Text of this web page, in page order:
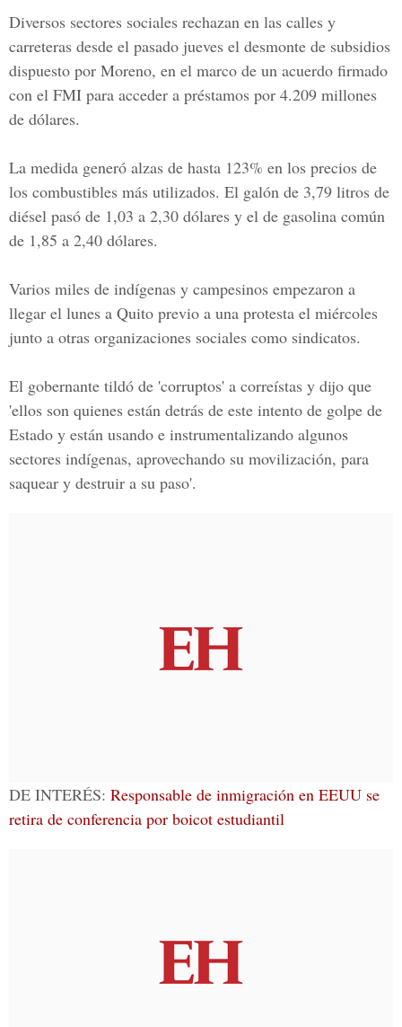
Diversos sectores sociales rechazan en las calles y
carreteras desde el pasado jueves el desmonte de subsidios
dispuesto por Moreno, en el marco de un acuerdo firmado
con el FMI para acceder a préstamos por 4.209 millones
de dólares.
La medida generó alzas de hasta 123% en los precios de
los combustibles más utilizados. El galón de 3,79 litros de
diésel pasó de 1,03 a 2,30 dólares y el de gasolina común
de 1,85 a 2,40 dólares.
Varios miles de indígenas y campesinos empezaron a
llegar el lunes a Quito previo a una protesta el miércoles
junto a otras organizaciones sociales como sindicatos.
El gobernante tildó de 'corruptos' a correístas y dijo que
'ellos son quienes están detrás de este intento de golpe de
Estado y están usando e instrumentalizando algunos
sectores indígenas, aprovechando su movilización, para
saquear y destruir a su paso'.
DE INTERÉS: Responsable de inmigración en EEUU se
retira de conferencia por boicot estudiantil